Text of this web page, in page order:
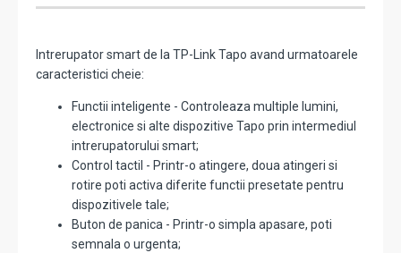
Intrerupator smart de la TP-Link Tapo avand urmatoarele
caracteristici cheie:
Functii inteligente - Controleaza multiple lumini,
electronice si alte dispozitive Tapo prin intermediul
intrerupatorului smart;
Control tactil - Printr-o atingere, doua atingeri si
rotire poti activa diferite functii presetate pentru
dispozitivele tale;
Buton de panica - Printr-o simpla apasare, poti
semnala o urgenta;